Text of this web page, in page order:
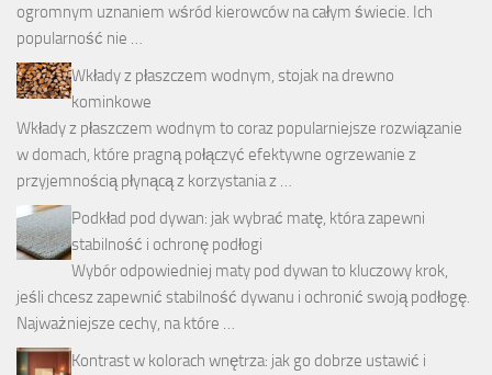
ogromnym uznaniem wśród kierowców na całym świecie. Ich
popularność nie …
Wkłady z płaszczem wodnym, stojak na drewno
kominkowe
Wkłady z płaszczem wodnym to coraz popularniejsze rozwiązanie
w domach, które pragną połączyć efektywne ogrzewanie z
przyjemnością płynącą z korzystania z …
Podkład pod dywan: jak wybrać matę, która zapewni
stabilność i ochronę podłogi
Wybór odpowiedniej maty pod dywan to kluczowy krok,
jeśli chcesz zapewnić stabilność dywanu i ochronić swoją podłogę.
Najważniejsze cechy, na które …
Kontrast w kolorach wnętrza: jak go dobrze ustawić i